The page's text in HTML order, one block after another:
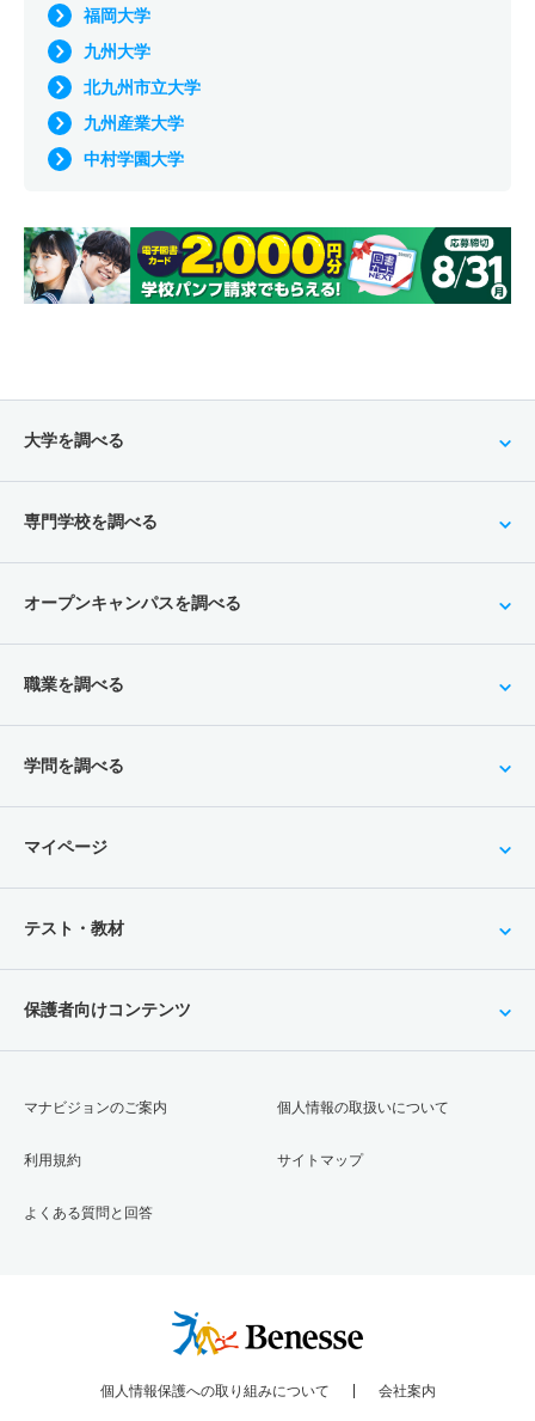
福岡大学
九州大学
北九州市立大学
九州産業大学
中村学園大学
大学を調べる
専門学校を調べる
オープンキャンパスを調べる
職業を調べる
学問を調べる
マイページ
テスト・教材
保護者向けコンテンツ
マナビジョンのご案内
利用規約
よくある質問と回答
個人情報の取扱いについて
サイトマップ
個人情報保護への取り組みについて 会社案内